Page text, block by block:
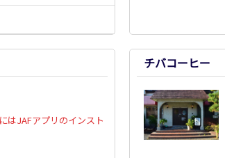
はJAFアプリのインスト
チバコーヒー